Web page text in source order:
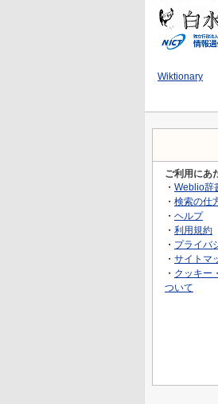
Wiktionary
ご利用にあ
・ Weblio辞
・ 検索の仕
・ ヘルプ
・ 利用規約
・ プライバ
・ サイトマ
・ クッキー
ついて